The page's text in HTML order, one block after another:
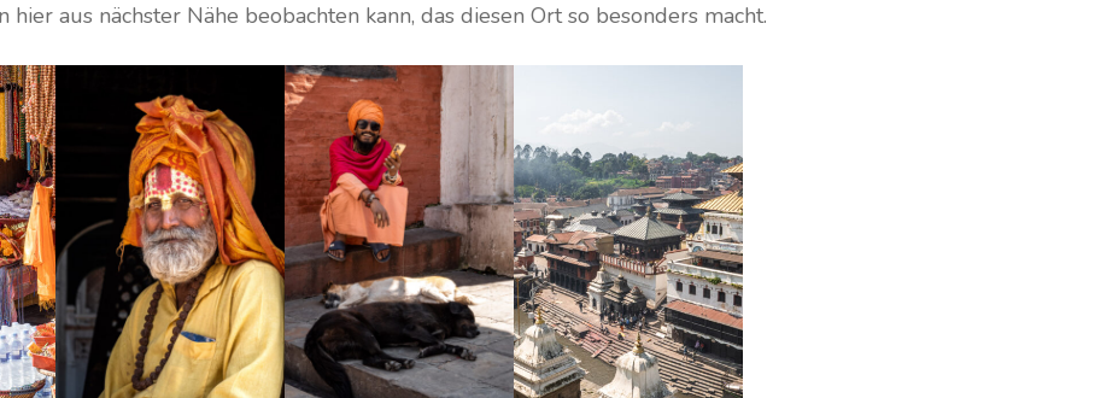
hier aus nächster Nähe beobachten kann, das diesen Ort so besonders macht.